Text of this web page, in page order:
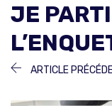
JE
ARTICLE